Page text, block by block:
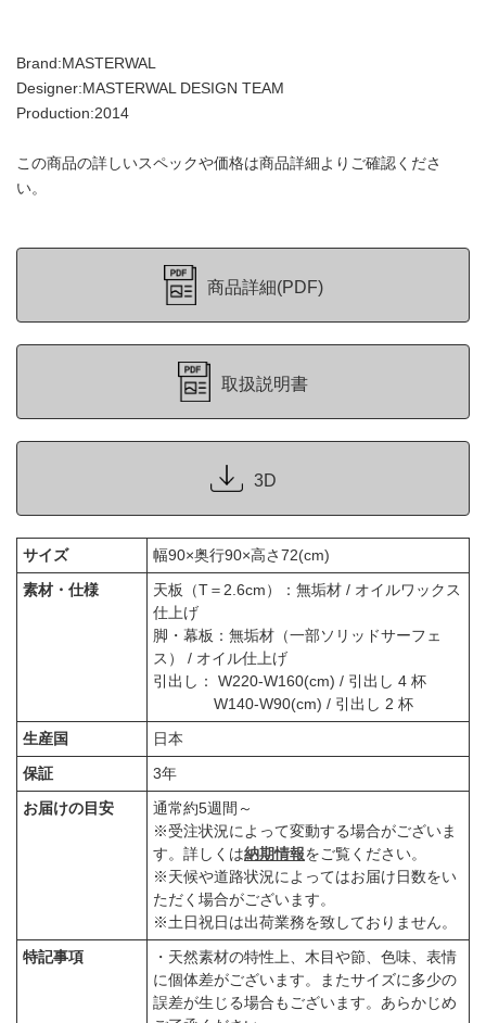
Brand:MASTERWAL
Designer:MASTERWAL DESIGN TEAM
Production:2014
この商品の詳しいスペックや価格は商品詳細よりご確認くださ
い。
商品詳細(PDF)
取扱説明書
3D
サイズ
幅90×奥行90×高さ72(cm)
素材・仕様
天板（T＝2.6cm）：無垢材 / オイルワックス
仕上げ
脚・幕板：無垢材（一部ソリッドサーフェ
ス） / オイル仕上げ
引出し： W220-W160(cm) / 引出し 4 杯
W140-W90(cm) / 引出し 2 杯
生産国
日本
保証
3年
お届けの目安
通常約5週間～
※受注状況によって変動する場合がございま
す。詳しくは納期情報をご覧ください。
※天候や道路状況によってはお届け日数をい
ただく場合がございます。
※土日祝日は出荷業務を致しておりません。
特記事項
・天然素材の特性上、木目や節、色味、表情
に個体差がございます。またサイズに多少の
誤差が生じる場合もございます。あらかじめ